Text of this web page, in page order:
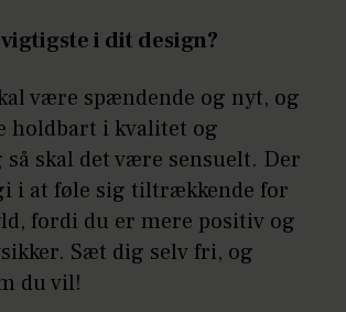
i dit design?
være spændende og nyt, og
holdbart i kvalitet og
skal det være sensuelt. Der
i at føle sig tiltrækkende for
fordi du er mere positiv og
Sæt dig selv fri, og
du vil!